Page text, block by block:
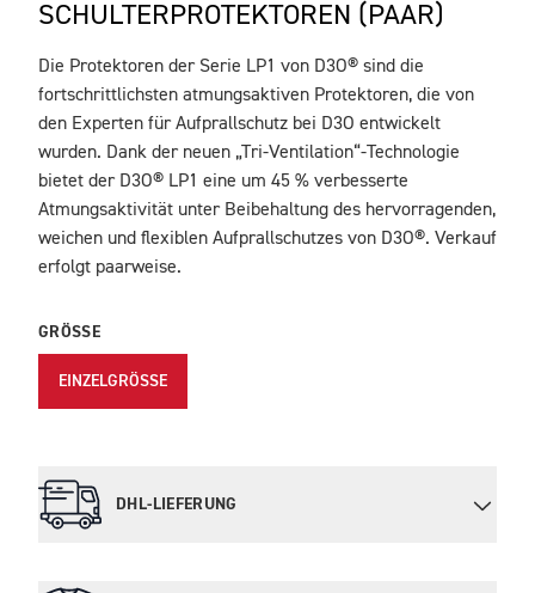
SCHULTERPROTEKTOREN (PAAR)
BESCHREIBUNG
Die Protektoren der Serie LP1 von D3O® sind die
fortschrittlichsten atmungsaktiven Protektoren, die von
den Experten für Aufprallschutz bei D3O entwickelt
wurden. Dank der neuen „Tri-Ventilation“-Technologie
bietet der D3O® LP1 eine um 45 % verbesserte
Atmungsaktivität unter Beibehaltung des hervorragenden,
weichen und flexiblen Aufprallschutzes von D3O®. Verkauf
erfolgt paarweise.
GRÖSSE
EINZELGRÖSSE
DHL-LIEFERUNG